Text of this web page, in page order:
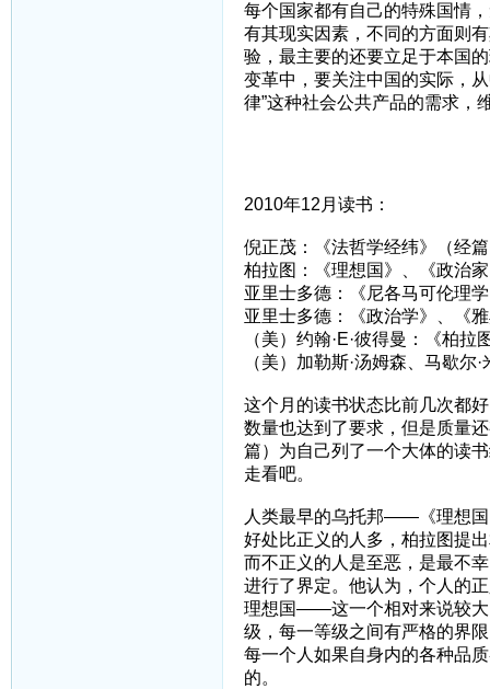
每个国家都有自己的特殊国情
有其现实因素，不同的方面则
验，最主要的还要立足于本国
变革中，要关注中国的实际，
律”这种社会公共产品的需求，
2010年12月读书：
倪正茂：《法哲学经纬》（经
柏拉图：《理想国》、《政治
亚里士多德：《尼各马可伦理
亚里士多德：《政治学》、《
（美）约翰·E·彼得曼：《柏拉
（美）加勒斯·汤姆森、马歇尔
这个月的读书状态比前几次都
数量也达到了要求，但是质量
篇）为自己列了一个大体的读
走看吧。
人类最早的乌托邦——《理想国
好处比正义的人多，柏拉图提
而不正义的人是至恶，是最不
进行了界定。他认为，个人的
理想国——这一个相对来说较大
级，每一等级之间有严格的界
每一个人如果自身内的各种品
的。